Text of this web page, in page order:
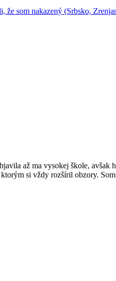
že som nakazený (Srbsko,
až ma vysokej škole,
si vždy rozšíril obzory.